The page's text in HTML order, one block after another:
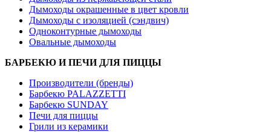
Дымоходы окрашенные в цвет кровли
Дымоходы с изоляцией (сэндвич)
Одноконтурные дымоходы
Овальные дымоходы
БАРБЕКЮ И ПЕЧИ ДЛЯ ПИЦЦЫ
Производители (бренды)
Барбекю PALAZZETTI
Барбекю SUNDAY
Печи для пиццы
Грили из керамики